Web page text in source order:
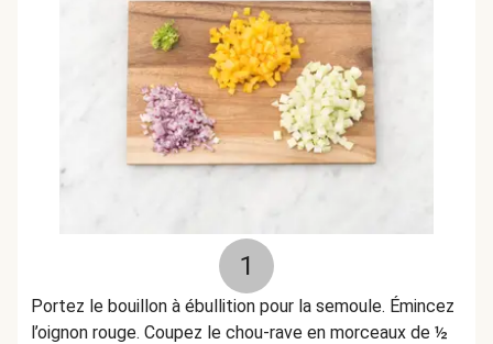
1
Portez le bouillon à ébullition pour la semoule. Émincez
l’oignon rouge. Coupez le chou-rave en morceaux de ½